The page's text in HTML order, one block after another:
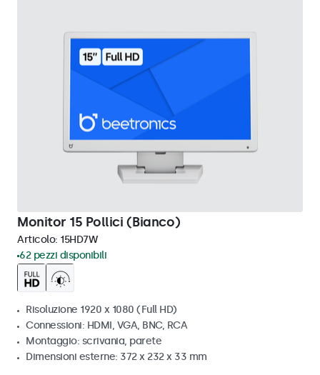
Monitor 15 Pollici (Bianco)
Articolo: 15HD7W
62 pezzi disponibili
Risoluzione 1920 x 1080 (Full HD)
Connessioni: HDMI, VGA, BNC, RCA
Montaggio: scrivania, parete
Dimensioni esterne: 372 x 232 x 33 mm